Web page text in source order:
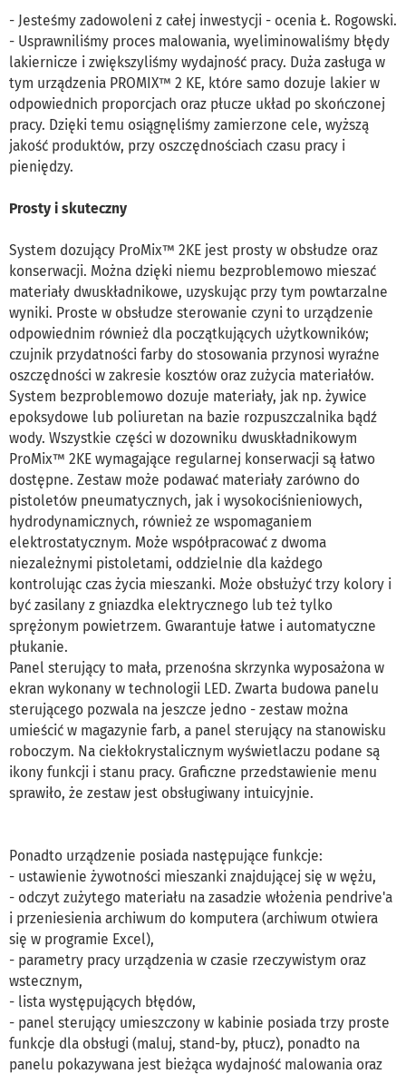
- Jesteśmy zadowoleni z całej inwestycji - ocenia Ł. Rogowski.
- Usprawniliśmy proces malowania, wyeliminowaliśmy błędy
lakiernicze i zwiększyliśmy wydajność pracy. Duża zasługa w
tym urządzenia PROMIX™ 2 KE, które samo dozuje lakier w
odpowiednich proporcjach oraz płucze układ po skończonej
pracy. Dzięki temu osiągnęliśmy zamierzone cele, wyższą
jakość produktów, przy oszczędnościach czasu pracy i
pieniędzy.
Prosty i skuteczny
System dozujący ProMix™ 2KE jest prosty w obsłudze oraz
konserwacji. Można dzięki niemu bezproblemowo mieszać
materiały dwuskładnikowe, uzyskując przy tym powtarzalne
wyniki. Proste w obsłudze sterowanie czyni to urządzenie
odpowiednim również dla początkujących użytkowników;
czujnik przydatności farby do stosowania przynosi wyraźne
oszczędności w zakresie kosztów oraz zużycia materiałów.
System bezproblemowo dozuje materiały, jak np. żywice
epoksydowe lub poliuretan na bazie rozpuszczalnika bądź
wody. Wszystkie części w dozowniku dwuskładnikowym
ProMix™ 2KE wymagające regularnej konserwacji są łatwo
dostępne. Zestaw może podawać materiały zarówno do
pistoletów pneumatycznych, jak i wysokociśnieniowych,
hydrodynamicznych, również ze wspomaganiem
elektrostatycznym. Może współpracować z dwoma
niezależnymi pistoletami, oddzielnie dla każdego
kontrolując czas życia mieszanki. Może obsłużyć trzy kolory i
być zasilany z gniazdka elektrycznego lub też tylko
sprężonym powietrzem. Gwarantuje łatwe i automatyczne
płukanie.
Panel sterujący to mała, przenośna skrzynka wyposażona w
ekran wykonany w technologii LED. Zwarta budowa panelu
sterującego pozwala na jeszcze jedno - zestaw można
umieścić w magazynie farb, a panel sterujący na stanowisku
roboczym. Na ciekłokrystalicznym wyświetlaczu podane są
ikony funkcji i stanu pracy. Graficzne przedstawienie menu
sprawiło, że zestaw jest obsługiwany intuicyjnie.
Ponadto urządzenie posiada następujące funkcje:
- ustawienie żywotności mieszanki znajdującej się w wężu,
- odczyt zużytego materiału na zasadzie włożenia pendrive'a
i przeniesienia archiwum do komputera (archiwum otwiera
się w programie Excel),
- parametry pracy urządzenia w czasie rzeczywistym oraz
wstecznym,
- lista występujących błędów,
- panel sterujący umieszczony w kabinie posiada trzy proste
funkcje dla obsługi (maluj, stand-by, płucz), ponadto na
panelu pokazywana jest bieżąca wydajność malowania oraz